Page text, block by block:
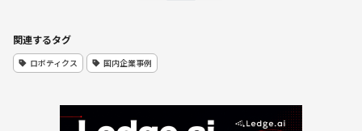
関連するタグ
ロボティクス 国内企業事例